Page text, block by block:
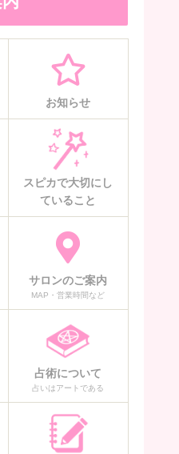
お知らせ
スピカで大切にし
ていること
サロンのご案内
MAP・営業時間など
占術について
占いはアートである